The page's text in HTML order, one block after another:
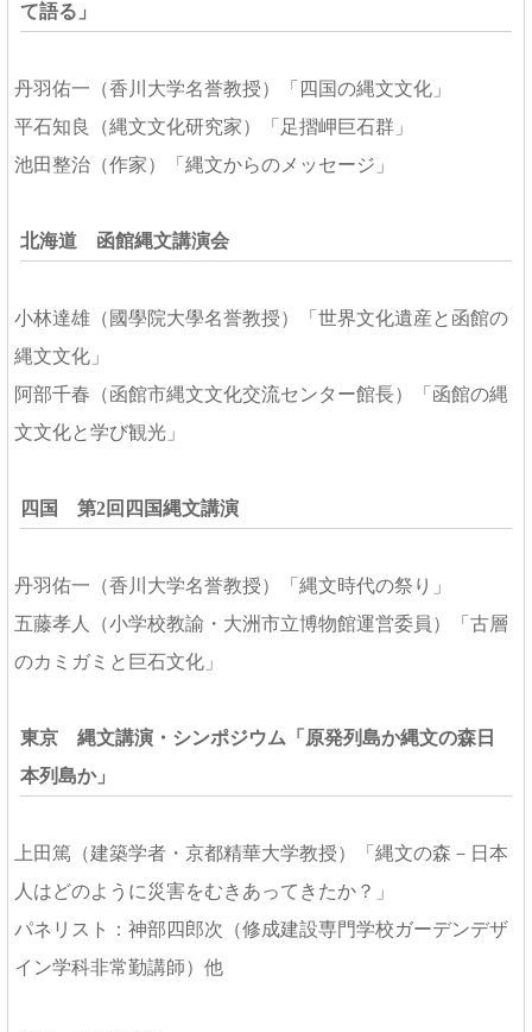
て語る」
丹羽佑一（香川大学名誉教授）「四国の縄文文化」
平石知良（縄文文化研究家）「足摺岬巨石群」
池田整治（作家）「縄文からのメッセージ」
北海道 函館縄文講演会
小林達雄（國學院大學名誉教授）「世界文化遺産と函館の
縄文文化」
阿部千春（函館市縄文文化交流センター館長）「函館の縄
文文化と学び観光」
四国 第2回四国縄文講演
丹羽佑一（香川大学名誉教授）「縄文時代の祭り」
五藤孝人（小学校教諭・大洲市立博物館運営委員）「古層
のカミガミと巨石文化」
東京 縄文講演・シンポジウム「原発列島か縄文の森日
本列島か」
上田篤（建築学者・京都精華大学教授）「縄文の森－日本
人はどのように災害をむきあってきたか？」
パネリスト：神部四郎次（修成建設専門学校ガーデンデザ
イン学科非常勤講師）他